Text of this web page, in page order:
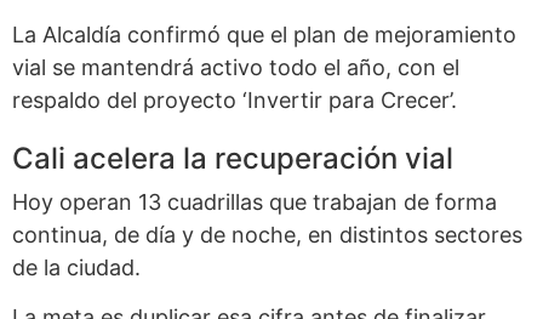
La Alcaldía confirmó que el plan de mejoramiento
vial se mantendrá activo todo el año, con el
respaldo del proyecto ‘Invertir para Crecer’.
Cali acelera la recuperación vial
Hoy operan 13 cuadrillas que trabajan de forma
continua, de día y de noche, en distintos sectores
de la ciudad.